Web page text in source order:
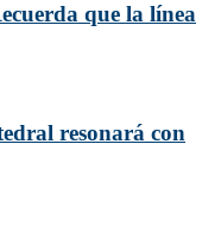
que la línea
resonará con